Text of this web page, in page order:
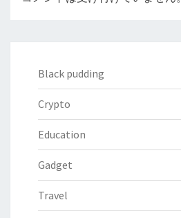
Black pudding
Crypto
Education
Gadget
Travel